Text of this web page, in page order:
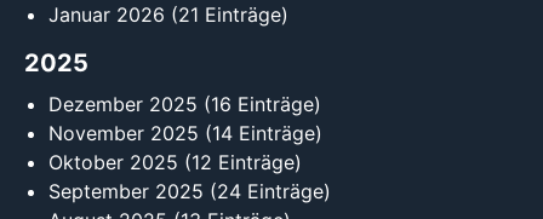
Januar 2026 (21 Einträge)
2025
Dezember 2025 (16 Einträge)
November 2025 (14 Einträge)
Oktober 2025 (12 Einträge)
September 2025 (24 Einträge)